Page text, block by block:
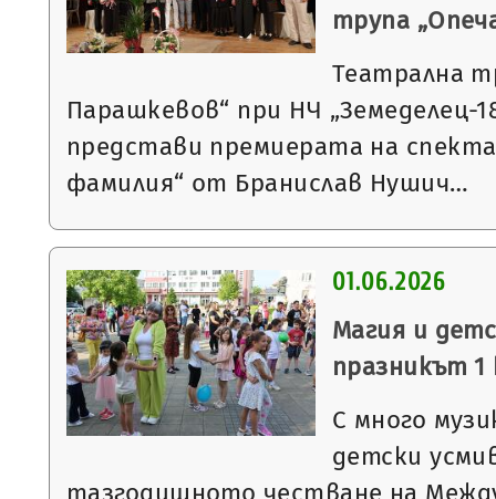
трупа
Театрална
Парашкевов“ при НЧ „Земеделец-
представи премиерата на
фамилия“ от Бранислав Нушич…
01.06.2026
Магия и
празникът
С много
детски
тазгодишното честване на